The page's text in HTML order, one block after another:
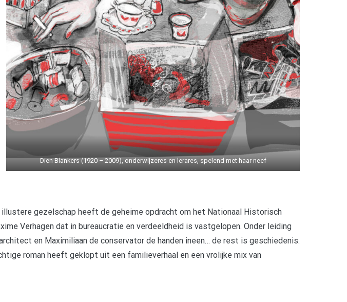
Dien Blankers (1920 – 2009), onderwijzeres en lerares, spelend met haar neef
gezelschap heeft de geheime opdracht om het Nationaal Historisch
Verhagen dat in bureaucratie en verdeeldheid is vastgelopen. Onder leiding
en Maximiliaan de conservator de handen ineen… de rest is geschiedenis.
roman heeft geklopt uit een familieverhaal en een vrolijke mix van